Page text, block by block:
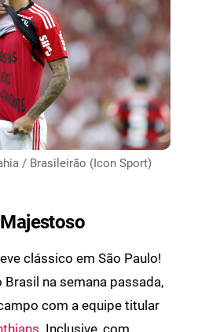
/ Brasileirão (Icon Sport)
clássico em São Paulo!
Brasil na semana passada,
com a equipe titular